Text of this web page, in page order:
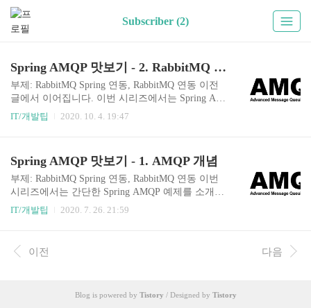
Subscriber (2)
Spring AMQP 맛보기 - 2. RabbitMQ 연동 예제
부제: RabbitMQ Spring 연동, RabbitMQ 연동 이전
글에서 이어집니다. 이번 시리즈에서는 Spring AM
QP에 대해 소개하고 간단한 예제를 작성해본다. 이
고 실행 중인 RabbitMQ가 필요한데, 이번 예제에서
는 Docker를 활용해서 간단하게 실행해볼 예정이
다. 그러므로 Docker 설치가 필요하다. Docker가 설
치된 PC에서 아래 명령어를 실행하면 RabbitMQ를
실행할 수 있다. docker run -it --rm --name rabbitmq
IT/개발팁 2020. 10. 4. 19:47
Spring AMQP 맛보기 - 1. AMQP 개념
부제: RabbitMQ Spring 연동, RabbitMQ 연동 이번
시리즈에서는 간단한 Spring AMQP 예제를 소개한
다. 예제를 시작하기 전에 이번 포스팅에서는 AMQ
에서 알 수 있듯 MQ(Message Queuing)기반의 프로
토콜이다. 메시지관리, 큐잉, 라우팅(peer to peer, p
리케이션을 개발할 수 있도록 Spring의 개념을 적
IT/개발팁 2020. 7. 26. 21:59
이전 다음
Blog is powered by Tistory / Designed by Tistory